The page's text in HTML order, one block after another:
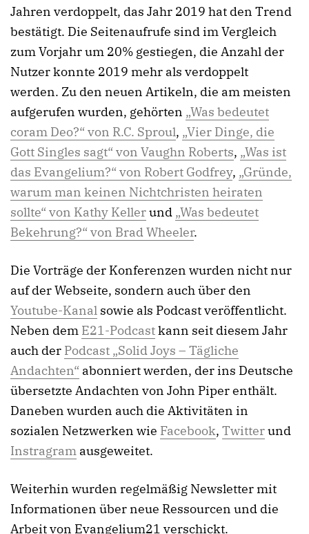
Jahren verdoppelt, das Jahr 2019 hat den Trend
bestätigt. Die Seitenaufrufe sind im Vergleich
zum Vorjahr um 20% gestiegen, die Anzahl der
Nutzer konnte 2019 mehr als verdoppelt
werden. Zu den neuen Artikeln, die am meisten
aufgerufen wurden, gehörten „Was bedeutet
coram Deo?“ von R.C. Sproul, „Vier Dinge, die
Gott Singles sagt“ von Vaughn Roberts, „Was ist
das Evangelium?“ von Robert Godfrey, „Gründe,
warum man keinen Nichtchristen heiraten
sollte“ von Kathy Kellerund „Was bedeutet
Bekehrung?“ von Brad Wheeler.
Die Vorträge der Konferenzen wurden nicht nur
auf der Webseite, sondern auch über den
Youtube-Kanal sowie als Podcast veröffentlicht.
Neben dem E21-Podcastkann seit diesem Jahr
auch der Podcast „Solid Joys – Tägliche
Andachten“ abonniert werden, der ins Deutsche
übersetzte Andachten von John Piper enthält.
Daneben wurden auch die Aktivitäten in
sozialen Netzwerken wie Facebook, Twitterund
Instragram ausgeweitet.
Weiterhin wurden regelmäßig Newsletter mit
Informationen über neue Ressourcen und die
Arbeit von Evangelium21 verschickt.